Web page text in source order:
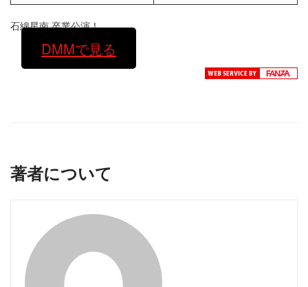
石綿星南 卒業公演！
DMMで見る
著者について